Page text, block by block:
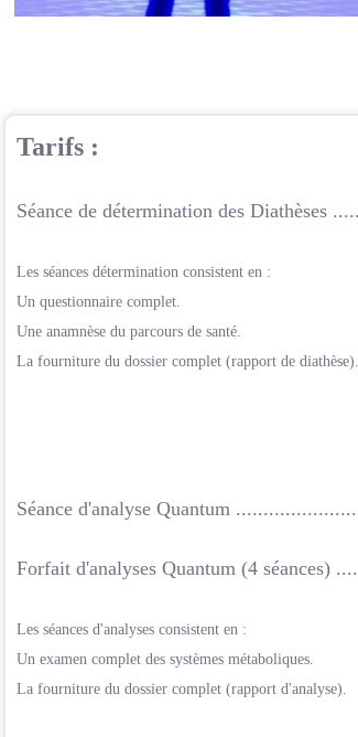
Tarifs :
Séance de détermination des Diathèses
Les séances détermination consistent en :
Un questionnaire complet.
Une anamnèse du parcours de santé.
La fourniture du dossier complet (rapport de diathèse).
Séance d'analyse Quantum
Forfait d'analyses Quantum (4 séances)
Les séances d'analyses consistent en :
Un examen complet des systèmes métaboliques.
La fourniture du dossier complet (rapport d'analyse).